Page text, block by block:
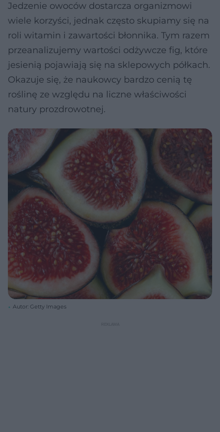
Jedzenie owoców dostarcza organizmowi
wiele korzyści, jednak często skupiamy się na
roli witamin i zawartości błonnika. Tym razem
przeanalizujemy wartości odżywcze fig, które
jesienią pojawiają się na sklepowych półkach.
Okazuje się, że naukowcy bardzo cenią tę
roślinę ze względu na liczne właściwości
natury prozdrowotnej.
Autor: Getty Images